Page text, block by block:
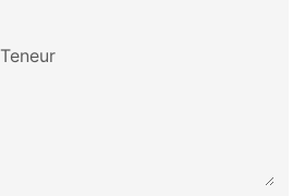
Teneur